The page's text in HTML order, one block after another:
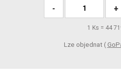
- +
1 Ks = 44
Lze objednat (